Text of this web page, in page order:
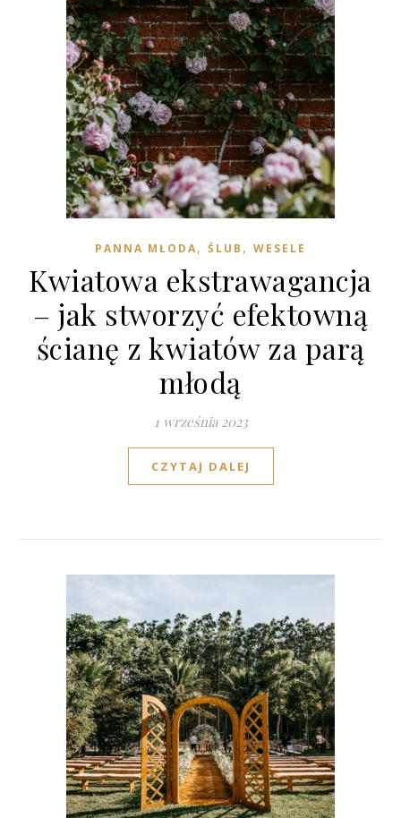
PANNA MŁODA, ŚLUB , WESELE
Kwiatowa ekstrawagancja
– jak stworzyć efektowną
ścianę z kwiatów za parą
młodą
1 września 2023
CZYTAJ DALEJ